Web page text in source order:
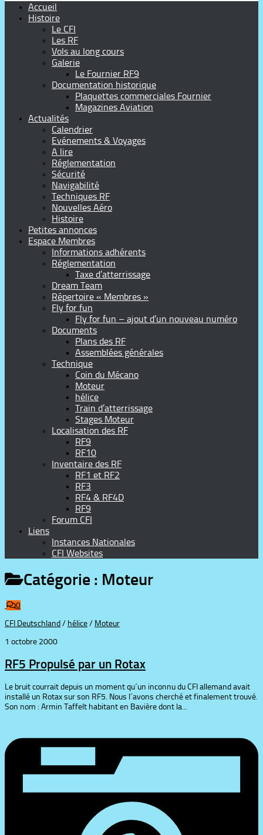
Accueil
Histoire
Le CFI
Les RF
Vols au long cours
Galerie
Le Fournier RF9
Documentation historique
Plaquettes commerciales Fournier
Magazines Aviation
Actualités
Calendrier
Evénements & Voyages
A lire
Réglementation
Sécurité
Navigabilité
Techniques RF
Nouvelles Aéro
Histoire
Petites annonces
Espace Membres
Informations adhérents
Réglementation
Taxe d’atterrissage
Dream Team
Répertoire « Membres »
Fly for fun
Fly for fun – ajout d’un nouveau numéro
Documents
Plans des RF
Assemblées générales
Technique
Coin du Mécano
Moteur
hélice
Train d’atterrissage
Stages Moteur
Localisation des RF
RF9
RF10
Inventaire des RF
RF1 et RF2
RF3
RF4 & RF4D
RF9
Forum CFI
Liens
Instances Nationales
CFI Websites
Catégorie : Moteur
0
CFI Deutschland/ hélice/ Moteur
1 octobre 2000
RF5 Propulsé par un Rotax
Le bruit courrait depuis un moment qu´un inconnu du CFI allemand avait
installé un Rotax sur son RF5. Nous l´avons cherché et finalement trouvé.
Son nom : Armin Taffelt habitant en Bavière dont la...